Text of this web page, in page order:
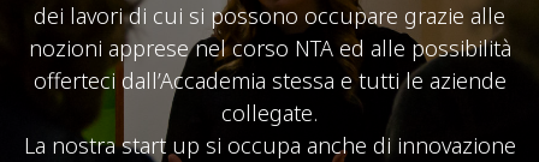
dei lavori di cui si possono occupare grazie alle
nozioni apprese nel corso NTA ed alle possibilità
offerteci dall’Accademia stessa e tutti le aziende
collegate.
La nostra start up si occupa anche di innovazione